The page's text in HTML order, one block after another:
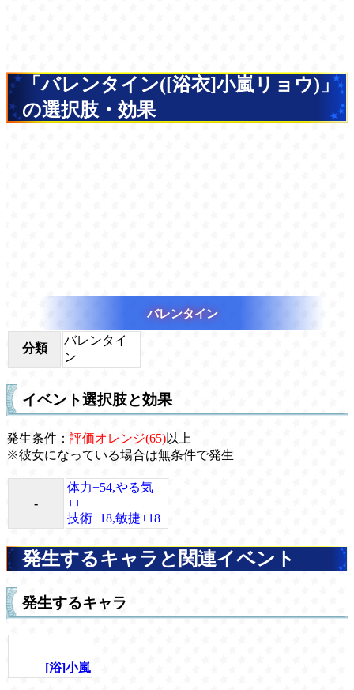
「バレンタイン([浴衣]小嵐リョウ)」
の選択肢・効果
バレンタイン
分類
バレンタイ
ン
イベント選択肢と効果
発生条件： 評価オレンジ(65)以上
※彼女になっている場合は無条件で発生
-
体力+54,やる気
++
技術+18,敏捷+18
発生するキャラと関連イベント
発生するキャラ
[浴]小嵐